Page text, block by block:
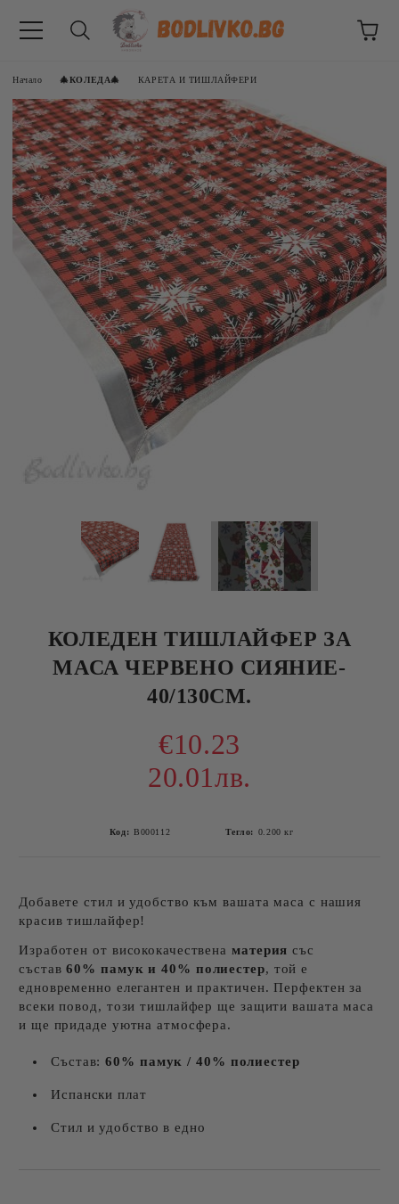
Начало 🎄КОЛЕДА🎄 КАРЕТА И ТИШЛАЙФЕРИ
КОЛЕДЕН ТИШЛАЙФЕР ЗА
МАСА ЧЕРВЕНО СИЯНИЕ-
40/130СМ.
€10.23
20.01лв.
Код: B000112 Тегло: 0.200 кг
Добавете стил и удобство към вашата маса с нашия
красив тишлайфер!
Изработен от висококачествена материясъс
състав60% памук и 40% полиестер, той е
едновременно елегантен и практичен. Перфектен за
всеки повод, този тишлайфер ще защити вашата маса
и ще придаде уютна атмосфера.
Състав:60% памук / 40% полиестер
Испански плат
Стил и удобство в едно